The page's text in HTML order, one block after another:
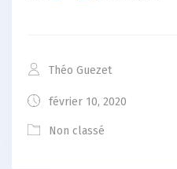
Théo Guezet
février 10, 2020
Non classé